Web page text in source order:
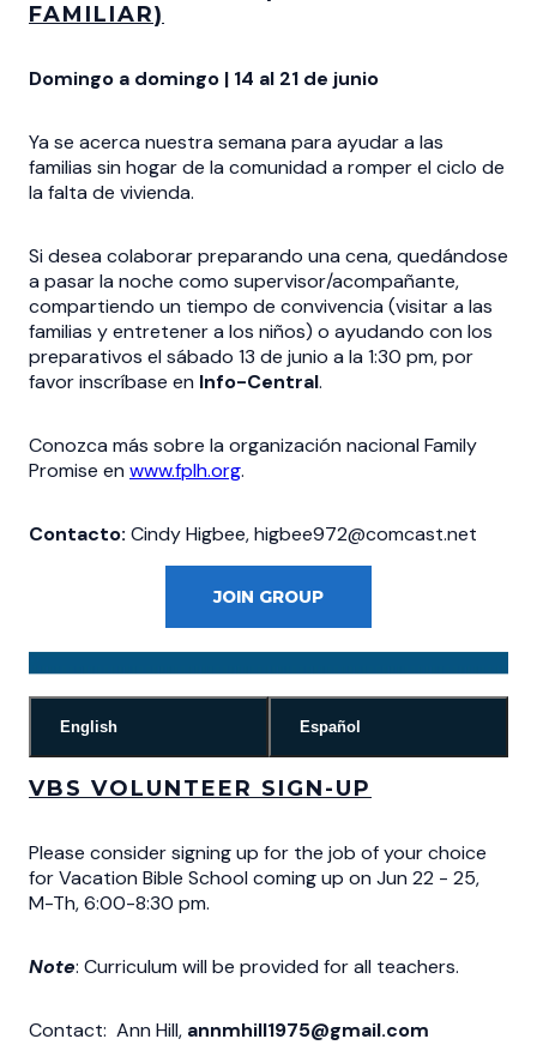
FAMILIAR)
Domingo a domingo | 14 al 21 de junio
Ya se acerca nuestra semana para ayudar a las
familias sin hogar de la comunidad a romper el ciclo de
la falta de vivienda.
Si desea colaborar preparando una cena, quedándose
a pasar la noche como supervisor/acompañante,
compartiendo un tiempo de convivencia (visitar a las
familias y entretener a los niños) o ayudando con los
preparativos el sábado 13 de junio a la 1:30 pm, por
favor inscríbase en Info-Central.
Conozca más sobre la organización nacional Family
Promise en www.fplh.org.
Contacto: Cindy Higbee, higbee972@comcast.net
JOIN GROUP
English Español
VBS VOLUNTEER SIGN-UP
Please consider signing up for the job of your choice
for Vacation Bible School coming up on Jun 22 - 25,
M-Th, 6:00-8:30 pm.
Note: Curriculum will be provided for all teachers.
Contact: Ann Hill, annmhill1975@gmail.com